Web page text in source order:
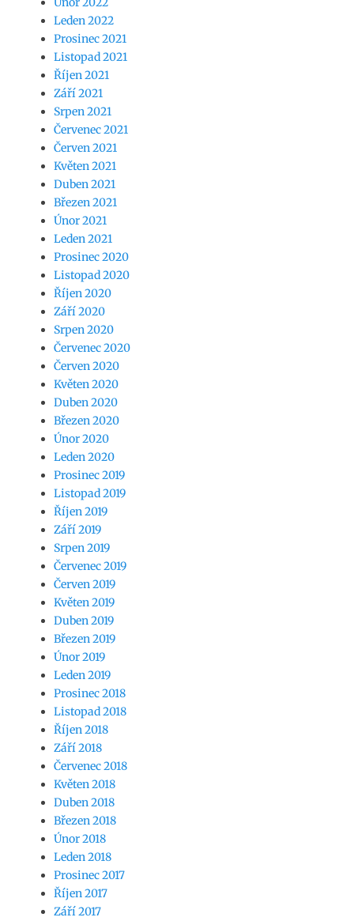
Leden 2022
Prosinec 2021
Listopad 2021
Říjen 2021
Září 2021
Srpen 2021
Červenec 2021
Červen 2021
Květen 2021
Duben 2021
Březen 2021
Únor 2021
Leden 2021
Prosinec 2020
Listopad 2020
Říjen 2020
Září 2020
Srpen 2020
Červenec 2020
Červen 2020
Květen 2020
Duben 2020
Březen 2020
Únor 2020
Leden 2020
Prosinec 2019
Listopad 2019
Říjen 2019
Září 2019
Srpen 2019
Červenec 2019
Červen 2019
Květen 2019
Duben 2019
Březen 2019
Únor 2019
Leden 2019
Prosinec 2018
Listopad 2018
Říjen 2018
Září 2018
Červenec 2018
Květen 2018
Duben 2018
Březen 2018
Únor 2018
Leden 2018
Prosinec 2017
Říjen 2017
Září 2017